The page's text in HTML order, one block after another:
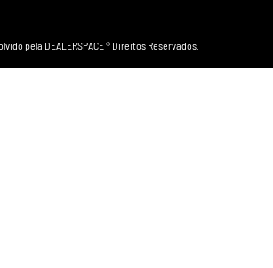
pela DEALERSPACE ® Direitos Reservados.